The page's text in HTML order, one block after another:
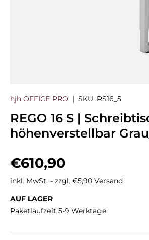
hjh OFFICE PRO | SKU: RS16_5
REGO 16 S |
höhenverstellbar
Normaler Preis
€610,90
inkl. MwSt. - zzgl. €5,90 Versand
AUF LAGER
Paketlaufzeit 5-9 Werktage